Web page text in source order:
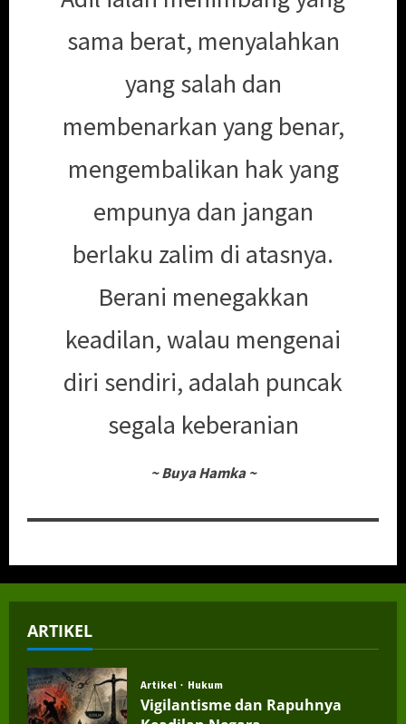
sama berat, menyalahkan
yang salah dan
membenarkan yang benar,
mengembalikan hak yang
empunya dan jangan
berlaku zalim di atasnya.
Berani menegakkan
keadilan, walau mengenai
diri sendiri, adalah puncak
segala keberanian
~ Buya Hamka ~
ARTIKEL
Artikel Hukum
Vigilantisme dan Rapuhnya